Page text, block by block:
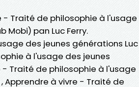
- Traité de philosophie à l'usage
Mobi) pan Luc Ferry.
des jeunes générations Luc
à l'usage des jeunes
- Traité de philosophie à l'usage
Apprendre à vivre - Traité de